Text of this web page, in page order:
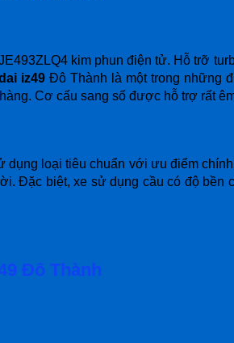
kim phun điện tử. Hỗ trỡ
iz49 Đô Thành là một trong những
Cơ cấu sang số được hỗ trợ rất
dụng loại tiêu chuẩn với ưu điểm
Đặc biệt, xe sử dụng cầu có độ
Đô Thành